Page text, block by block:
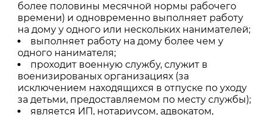
более половины месячной нормы рабочего
времени) и одновременно выполняет работу
на дому у одного или нескольких нанимателей;
выполняет работу на дому более чем у
одного нанимателя;
проходит военную службу, служит в
военизированых организациях (за
исключением находящихся в отпуске по уходу
за детьми, предоставляемом по месту службы);
является ИП, нотариусом, адвокатом,